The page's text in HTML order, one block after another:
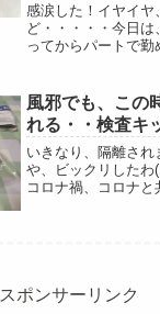
感涙した！イヤイヤ
ど・・・・・今日は
ってからパートで勤
いるとのこと。彼女
理が上手で、随分と
以...
風邪でも、この
れる・・検査キ
いきなり、隔離され
や、ビックリしたわ(
コロナ禍、コロナと
スポンサーリンク